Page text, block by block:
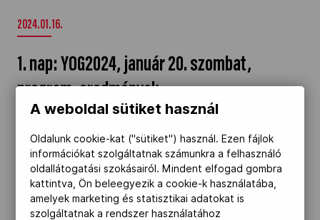
Társszervezetek
OVEP
Adatbank
2024.01.16.
1. nap: YOG2024, január 20. szombat,
program, eredmények
sportolóink 3 sportág 5 versenyszámában
küzdenek az érmekért. Gangwonban
megkezdődik a lány 3x3-as jégkorongtorna
magyar részvétellel.
A weboldal sütiket használ
Oldalunk cookie-kat ("sütiket") használ. Ezen fájlok
információkat szolgáltatnak számunkra a felhasználó
oldallátogatási szokásairól. Mindent elfogad gombra
kattintva, Ön beleegyezik a cookie-k használatába,
amelyek marketing és statisztikai adatokat is
szolgáltatnak a rendszer használatához